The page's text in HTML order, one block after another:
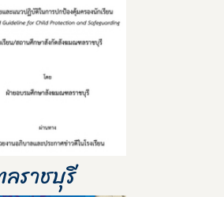
ราชบุรี